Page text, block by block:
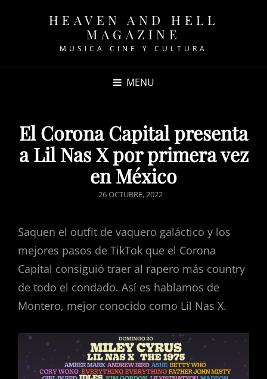
HEAVEN AND HELL
MAGAZINE
MUSICA CINE Y CULTURA
MENU
El Corona Capital presenta
a Lil Nas X por primera vez
en México
POSTED
26 OCTUBRE, 2022
Saquen el outfit de vaquero galáctico y los
mejores pasos de TikTok que el Corona
Capital consiguió traer al rapero más country
de todo el condado. Así es hablamos de
Montero, mejor conocido como Lil Nas X.